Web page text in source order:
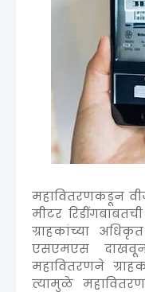
महावितरणकडून
मीटर
ग्राहकांच्या
एसएमएस
महावितरणने
त्यामुळे